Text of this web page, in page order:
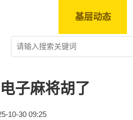
基层动态
子麻将胡了
10-30 09:25